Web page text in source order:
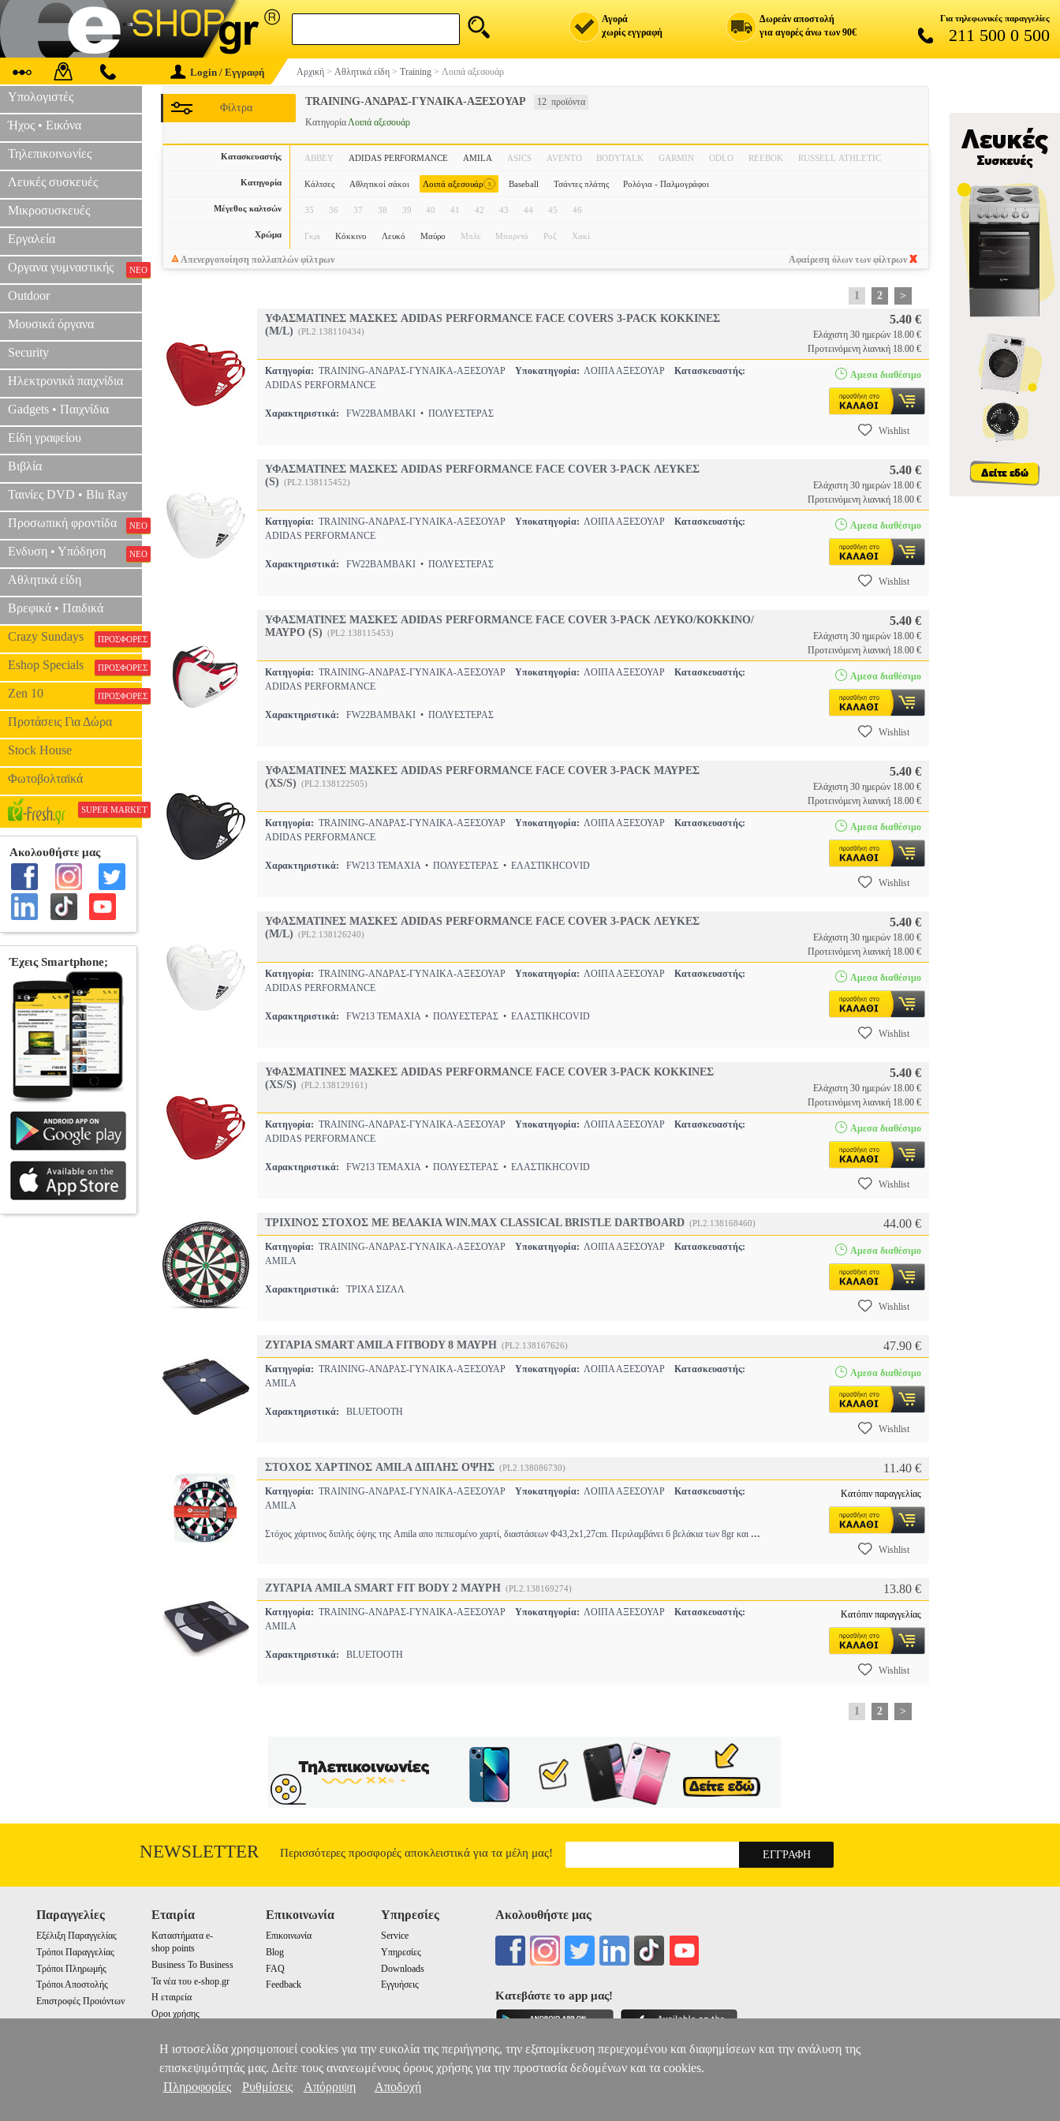
Αγορά
χωρίς εγγραφή
Δωρεάν αποστολή
για αγορές άνω των 90€
Για τηλεφωνικές παραγγελίες
211 500 0 500
Login / Εγγραφή Αρχική > Αθλητικά είδη > Training > Λοιπά αξεσουάρ
Υπολογιστές
Ήχος • Εικόνα
Τηλεπικοινωνίες
Λευκές συσκευές
Μικροσυσκευές
Εργαλεία
Οργανα γυμναστικής ΝΕΟ
Outdoor
Μουσικά όργανα
Security
Ηλεκτρονικά παιχνίδια
Gadgets • Παιχνίδια
Είδη γραφείου
Βιβλία
Ταινίες DVD • Blu Ray
Προσωπική φροντίδα ΝΕΟ
Ενδυση • Υπόδηση ΝΕΟ
Αθλητικά είδη
Βρεφικά • Παιδικά
Crazy Sundays ΠΡΟΣΦΟΡΕΣ
Eshop Specials ΠΡΟΣΦΟΡΕΣ
Zen 10 ΠΡΟΣΦΟΡΕΣ
Προτάσεις Για Δώρα
Stock House
Φωτοβολταϊκά
SUPER MARKET
TRAINING-ΑΝΔΡΑΣ-ΓΥΝΑΙΚΑ-ΑΞΕΣΟΥΑΡ 12 προϊόντα
Φίλτρα
ΚατηγορίαΛοιπά αξεσουάρ
Κατασκευαστής ABBEY ADIDAS PERFORMANCE AMILA ASICS AVENTO BODYTALK GARMIN ODLO REEBOK RUSSELL ATHLETIC
Κατηγορία Κάλτσες Αθλητικοί σάκοι Λοιπά αξεσουάρ x Baseball Τσάντες πλάτης Ρολόγια - Παλμογράφοι
Μέγεθος καλτσών 35 36 37 38 39 40 41 42 43 44 45 46
Χρώμα Γκρι Κόκκινο Λευκό Μαύρο Μπλε Μπορντό Ροζ Χακί
Απενεργοποίηση πολλαπλών φίλτρων Αφαίρεση όλων των φίλτρων
1 2
>
ΥΦΑΣΜΑΤΙΝΕΣ ΜΑΣΚΕΣ ADIDAS PERFORMANCE FACE COVERS 3-PACK ΚΟΚΚΙΝΕΣ
(M/L) (PL2.138110434)
5.40 €
Ελάχιστη 30 ημερών 18.00 €
Προτεινόμενη λιανική 18.00 €
Κατηγορία: TRAINING-ΑΝΔΡΑΣ-ΓΥΝΑΙΚΑ-ΑΞΕΣΟΥΑΡ Υποκατηγορία: ΛΟΙΠΑ ΑΞΕΣΟΥΑΡ Κατασκευαστής:
ADIDAS PERFORMANCE
Χαρακτηριστικά: FW22ΒΑΜΒΑΚΙ • ΠΟΛΥΕΣΤΕΡΑΣ
Αμεσα διαθέσιμο
Wishlist
ΥΦΑΣΜΑΤΙΝΕΣ ΜΑΣΚΕΣ ADIDAS PERFORMANCE FACE COVER 3-PACK ΛΕΥΚΕΣ
(S) (PL2.138115452)
5.40 €
Ελάχιστη 30 ημερών 18.00 €
Προτεινόμενη λιανική 18.00 €
Κατηγορία: TRAINING-ΑΝΔΡΑΣ-ΓΥΝΑΙΚΑ-ΑΞΕΣΟΥΑΡ Υποκατηγορία: ΛΟΙΠΑ ΑΞΕΣΟΥΑΡ Κατασκευαστής:
ADIDAS PERFORMANCE
Χαρακτηριστικά: FW22ΒΑΜΒΑΚΙ • ΠΟΛΥΕΣΤΕΡΑΣ
Αμεσα διαθέσιμο
Wishlist
ΥΦΑΣΜΑΤΙΝΕΣ ΜΑΣΚΕΣ ADIDAS PERFORMANCE FACE COVER 3-PACK ΛΕΥΚΟ/ΚΟΚΚΙΝΟ/
ΜΑΥΡΟ (S) (PL2.138115453)
5.40 €
Ελάχιστη 30 ημερών 18.00 €
Προτεινόμενη λιανική 18.00 €
Κατηγορία: TRAINING-ΑΝΔΡΑΣ-ΓΥΝΑΙΚΑ-ΑΞΕΣΟΥΑΡ Υποκατηγορία: ΛΟΙΠΑ ΑΞΕΣΟΥΑΡ Κατασκευαστής:
ADIDAS PERFORMANCE
Χαρακτηριστικά: FW22ΒΑΜΒΑΚΙ • ΠΟΛΥΕΣΤΕΡΑΣ
Αμεσα διαθέσιμο
Wishlist
ΥΦΑΣΜΑΤΙΝΕΣ ΜΑΣΚΕΣ ADIDAS PERFORMANCE FACE COVER 3-PACK ΜΑΥΡΕΣ
(XS/S) (PL2.138122505)
5.40 €
Ελάχιστη 30 ημερών 18.00 €
Προτεινόμενη λιανική 18.00 €
Κατηγορία: TRAINING-ΑΝΔΡΑΣ-ΓΥΝΑΙΚΑ-ΑΞΕΣΟΥΑΡ Υποκατηγορία: ΛΟΙΠΑ ΑΞΕΣΟΥΑΡ Κατασκευαστής:
ADIDAS PERFORMANCE
Χαρακτηριστικά: FW213 ΤΕΜΑΧΙΑ • ΠΟΛΥΕΣΤΕΡΑΣ • ΕΛΑΣΤΙΚΗCOVID
Αμεσα διαθέσιμο
Wishlist
ΥΦΑΣΜΑΤΙΝΕΣ ΜΑΣΚΕΣ ADIDAS PERFORMANCE FACE COVER 3-PACK ΛΕΥΚΕΣ
(M/L) (PL2.138126240)
5.40 €
Ελάχιστη 30 ημερών 18.00 €
Προτεινόμενη λιανική 18.00 €
Κατηγορία: TRAINING-ΑΝΔΡΑΣ-ΓΥΝΑΙΚΑ-ΑΞΕΣΟΥΑΡ Υποκατηγορία: ΛΟΙΠΑ ΑΞΕΣΟΥΑΡ Κατασκευαστής:
ADIDAS PERFORMANCE
Χαρακτηριστικά: FW213 ΤΕΜΑΧΙΑ • ΠΟΛΥΕΣΤΕΡΑΣ • ΕΛΑΣΤΙΚΗCOVID
Αμεσα διαθέσιμο
Wishlist
ΥΦΑΣΜΑΤΙΝΕΣ ΜΑΣΚΕΣ ADIDAS PERFORMANCE FACE COVER 3-PACK ΚΟΚΚΙΝΕΣ
(XS/S) (PL2.138129161)
5.40 €
Ελάχιστη 30 ημερών 18.00 €
Προτεινόμενη λιανική 18.00 €
Κατηγορία: TRAINING-ΑΝΔΡΑΣ-ΓΥΝΑΙΚΑ-ΑΞΕΣΟΥΑΡ Υποκατηγορία: ΛΟΙΠΑ ΑΞΕΣΟΥΑΡ Κατασκευαστής:
ADIDAS PERFORMANCE
Χαρακτηριστικά: FW213 ΤΕΜΑΧΙΑ • ΠΟΛΥΕΣΤΕΡΑΣ • ΕΛΑΣΤΙΚΗCOVID
Αμεσα διαθέσιμο
Wishlist
ΤΡΙΧΙΝΟΣ ΣΤΟΧΟΣ ΜΕ ΒΕΛΑΚΙΑ WIN.MAX CLASSICAL BRISTLE DARTBOARD (PL2.138168460) 44.00 €
Κατηγορία: TRAINING-ΑΝΔΡΑΣ-ΓΥΝΑΙΚΑ-ΑΞΕΣΟΥΑΡ Υποκατηγορία: ΛΟΙΠΑ ΑΞΕΣΟΥΑΡ Κατασκευαστής:
AMILA
Χαρακτηριστικά: ΤΡΙΧΑ ΣΙΖΑΛ
Αμεσα διαθέσιμο
Wishlist
ΖΥΓΑΡΙΑ SMART AMILA FITBODY 8 ΜΑΥΡΗ (PL2.138167626) 47.90 €
Κατηγορία: TRAINING-ΑΝΔΡΑΣ-ΓΥΝΑΙΚΑ-ΑΞΕΣΟΥΑΡ Υποκατηγορία: ΛΟΙΠΑ ΑΞΕΣΟΥΑΡ Κατασκευαστής:
AMILA
Χαρακτηριστικά: BLUETOOTH
Αμεσα διαθέσιμο
Wishlist
ΣΤΟΧΟΣ ΧΑΡΤΙΝΟΣ AMILA ΔΙΠΛΗΣ ΟΨΗΣ (PL2.138086730) 11.40 €
Κατηγορία: TRAINING-ΑΝΔΡΑΣ-ΓΥΝΑΙΚΑ-ΑΞΕΣΟΥΑΡ Υποκατηγορία: ΛΟΙΠΑ ΑΞΕΣΟΥΑΡ Κατασκευαστής:
AMILA
Στόχος χάρτινος διπλής όψης της Amila απο πεπιεσμένο χαρτί, διαστάσεων Φ43,2x1,27cm. Περιλαμβάνει 6 βελάκια των 8gr και ...
Κατόπιν παραγγελίας
Wishlist
ΖΥΓΑΡΙΑ AMILA SMART FIT BODY 2 ΜΑΥΡΗ (PL2.138169274) 13.80 €
Κατηγορία: TRAINING-ΑΝΔΡΑΣ-ΓΥΝΑΙΚΑ-ΑΞΕΣΟΥΑΡ Υποκατηγορία: ΛΟΙΠΑ ΑΞΕΣΟΥΑΡ Κατασκευαστής:
AMILA
Χαρακτηριστικά: BLUETOOTH
Κατόπιν παραγγελίας
Wishlist
1 2 >
NEWSLETTER Περισσότερες προσφορές αποκλειστικά για τα μέλη μας!
Παραγγελίες
Εξέλιξη Παραγγελίας
Τρόποι Παραγγελίας
Τρόποι Πληρωμής
Τρόποι Αποστολής
Επιστροφές Προιόντων
Εταιρία
Καταστήματα e-
shop points
Business To Business
Τα νέα του e-shop.gr
Η εταιρεία
Οροι χρήσης
Επικοινωνία
Επικοινωνία
Blog
FAQ
Feedback
Υπηρεσίες
Service
Υπηρεσίες
Downloads
Εγγυήσεις
Ακολουθήστε μας
Κατεβάστε το app μας!
Η ιστοσελίδα χρησιμοποιεί cookies για την ευκολία της περιήγησης, την εξατομίκευση περιεχομένου και διαφημίσεων και την ανάλυση της
επισκεψιμότητάς μας. Δείτε τους ανανεωμένους όρους χρήσης για την προστασία δεδομένων και τα cookies.
Πληροφορίες
Ρυθμίσεις Απόρριψη Αποδοχή